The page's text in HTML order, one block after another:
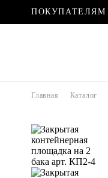
ПОКУПАТЕЛЯМ
Главная Каталог